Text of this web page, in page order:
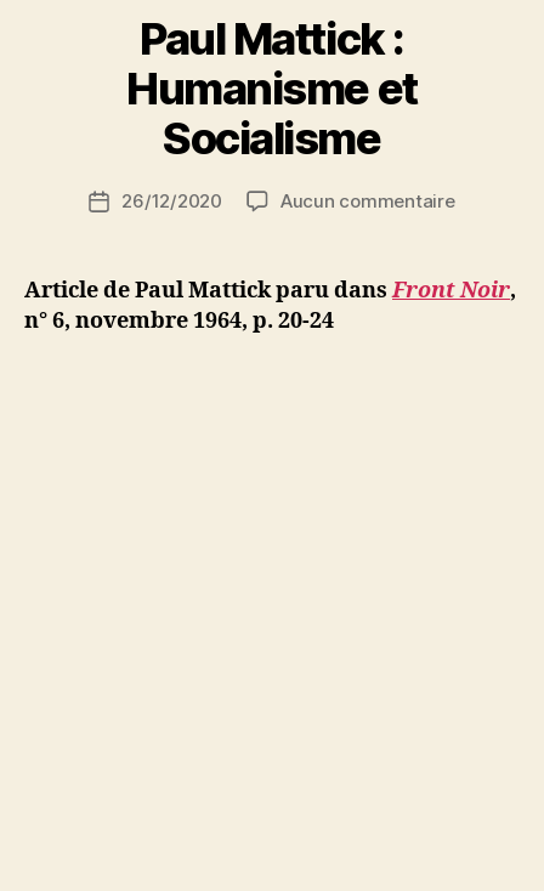
Paul Mattick :
Humanisme et
Socialisme
a
S
N
ji
b
Date26/12/2020 Aucun commentairesur
Article de Paul Mattick paru dansFront Noir,
n° 6, novembre 1964, p. 20-24